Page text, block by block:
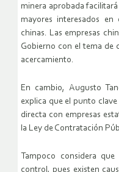
minera aprobada
mayores interesados en
chinas. Las empresas
Gobierno con el tema de
acercamiento.
En cambio, Augusto
explica que el punto
directa con empresas
la Ley de Contratación
Tampoco considera
control, pues existen